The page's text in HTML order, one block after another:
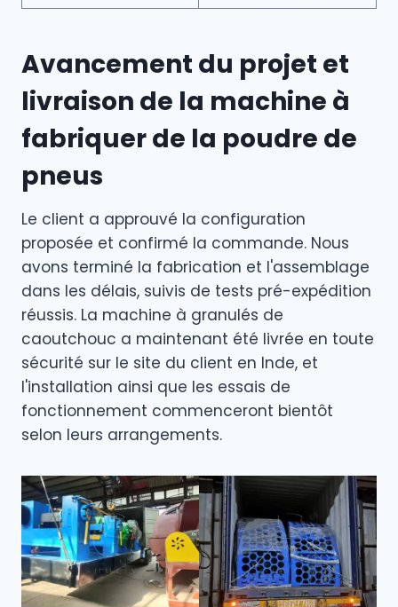
Avancement du projet et
livraison de la machine à
fabriquer de la poudre de
pneus
Le client a approuvé la configuration
proposée et confirmé la commande. Nous
avons terminé la fabrication et l'assemblage
dans les délais, suivis de tests pré-expédition
réussis. La machine à granulés de
caoutchouc a maintenant été livrée en toute
sécurité sur le site du client en Inde, et
l'installation ainsi que les essais de
fonctionnement commenceront bientôt
selon leurs arrangements.